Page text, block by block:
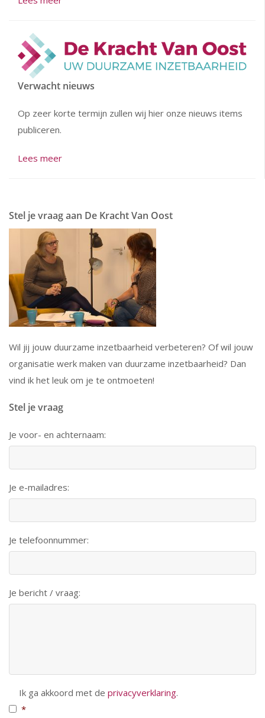
Verwacht nieuws
Op zeer korte termijn zullen wij hier onze nieuws items
publiceren.
Lees meer
Stel je vraag aan De Kracht Van Oost
Wil jij jouw duurzame inzetbaarheid verbeteren? Of wil jouw
organisatie werk maken van duurzame inzetbaarheid? Dan
vind ik het leuk om je te ontmoeten!
Stel je vraag
Je voor- en achternaam:
Je e-mailadres:
Je telefoonnummer:
Je bericht / vraag:
Toestemming *
Ik ga akkoord met de privacyverklaring.
*